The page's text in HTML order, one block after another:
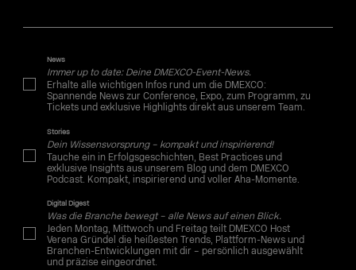
News
Immer up to date: Deine DMEXCO-Event-News.
Erhalte alle wichtigen Infos rund um die DMEXCO:
Spannende News zur Conference, Expo, zum Programm, zu
Tickets und exklusive Highlights direkt aus unserem Team.
Stories
Dein Wissensvorsprung – kompakt und inspirierend!
Tauche ein in Erfolgsgeschichten, Best Practices und
exklusive Insights aus unserem Blog und dem DMEXCO
Podcast. Kompakt, inspirierend und voller Aha-Momente.
Digital Digest
Was die Branche bewegt – alle News auf einen Blick.
Jeden Montag, Mittwoch und Freitag teilt DMEXCO Host
Verena Gründel die heißesten Trends, Plattform-News und
Branchen-Entwicklungen mit dir – persönlich ausgewählt
und präzise eingeordnet.